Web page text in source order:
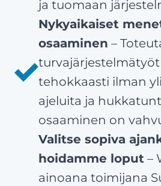
ja tuomaan
Nykyaikaiset
osaaminen –
tehokkaasti ilman
ajeluita ja
osaaminen on
Valitse sopiva
hoidamme loput –
ainoana toimijana